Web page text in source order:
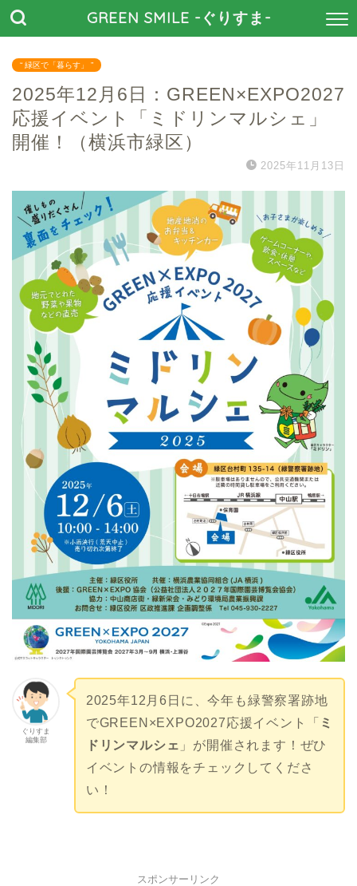
GREEN SMILE -ぐりすま-
“ 緑区で「暮らす」 ”
2025年12月6日：GREEN×EXPO2027
応援イベント「ミドリンマルシェ」
開催！（横浜市緑区）
2025年11月13日
ぐりすま
編集部
2025年12月6日に、今年も緑警察署跡地
でGREEN×EXPO2027応援イベント「 ミ
ドリンマルシェ 」が開催されます！ぜひ
イベントの情報をチェックしてくださ
い！
スポンサーリンク